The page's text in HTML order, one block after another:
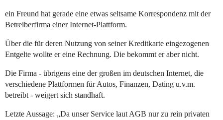
ein Freund hat gerade eine etwas seltsame Korrespondenz mit der
Betreiberfirma einer Internet-Plattform.
Über die für deren Nutzung von seiner Kreditkarte eingezogenen
Entgelte wollte er eine Rechnung. Die bekommt er aber nicht.
Die Firma - übrigens eine der großen im deutschen Internet, die
verschiedene Plattformen für Autos, Finanzen, Dating u.v.m.
betreibt - weigert sich standhaft.
Letzte Aussage: „Da unser Service laut AGB nur zu rein privaten